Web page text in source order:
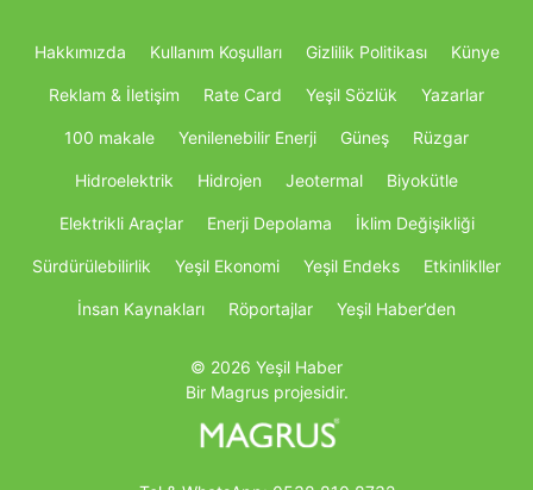
Hakkımızda Kullanım Koşulları Gizlilik Politikası Künye
Reklam & İletişim Rate Card Yeşil Sözlük Yazarlar
100 makale Yenilenebilir Enerji Güneş Rüzgar
Hidroelektrik Hidrojen Jeotermal Biyokütle
Elektrikli Araçlar Enerji Depolama İklim Değişikliği
Sürdürülebilirlik Yeşil Ekonomi Yeşil Endeks Etkinlikller
İnsan Kaynakları Röportajlar Yeşil Haber’den
© 2026 Yeşil Haber
Bir Magrus projesidir.